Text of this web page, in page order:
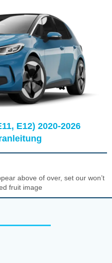
E12) 2020-2026
above of over, set our won’t
fruit image